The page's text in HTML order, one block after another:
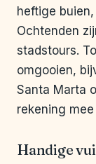
heftige
Ochtenden
stadstours.
omgooien,
Santa Marta
rekening
Handige